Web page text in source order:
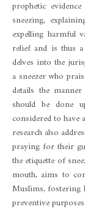
prophetic
sneezing,
expelling harmful
relief and is thus
delves into the
a sneezer who
details the
should be done
considered to have
research also
praying for their
the etiquette of
mouth, aims to
Muslims, fostering
preventive purposes.